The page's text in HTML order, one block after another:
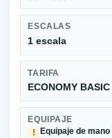
ESCALAS
1 escala
TARIFA
ECONOMY BASIC
EQUIPAJE
!
Equipaje de